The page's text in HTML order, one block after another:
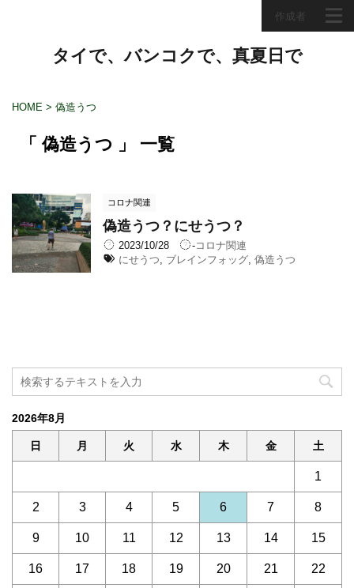
作成者
タイで、バンコクで、真夏日で
HOME > 偽造うつ
「 偽造うつ 」 一覧
コロナ関連
偽造うつ？にせうつ？
2023/10/28 -コロナ関連
にせうつ
ブレインフォッグ ,偽造うつ
2026年8月
日 月 火 水 木 金 土
1
2 3 4 5 6 7 8
9 10 11 12 13 14 15
16 17 18 19 20 21 22